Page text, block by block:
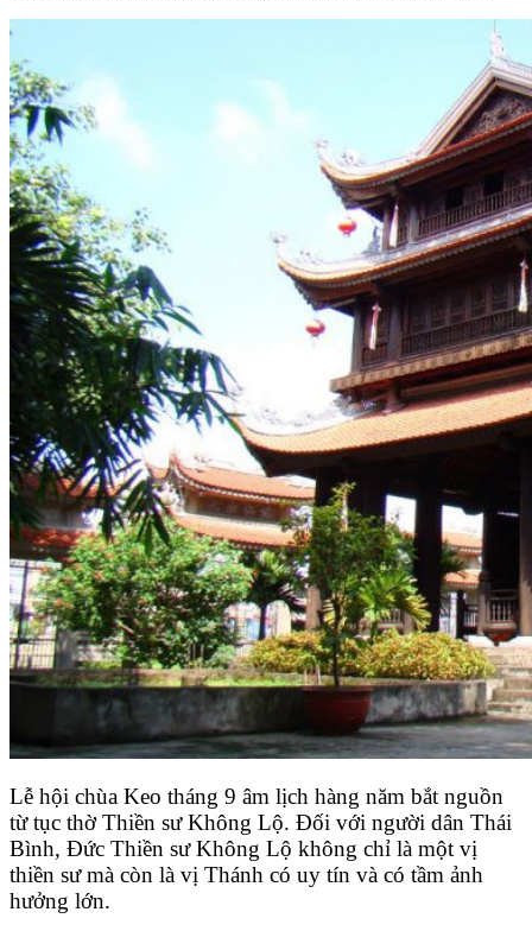
Lễ hội chùa Keo tháng 9 âm lịch hàng năm bắt nguồn
từ tục thờ Thiền sư Không Lộ. Đối với người dân Thái
Bình, Ðức Thiền sư Không Lộ không chỉ là một vị
thiền sư mà còn là vị Thánh có uy tín và có tầm ảnh
hưởng lớn.